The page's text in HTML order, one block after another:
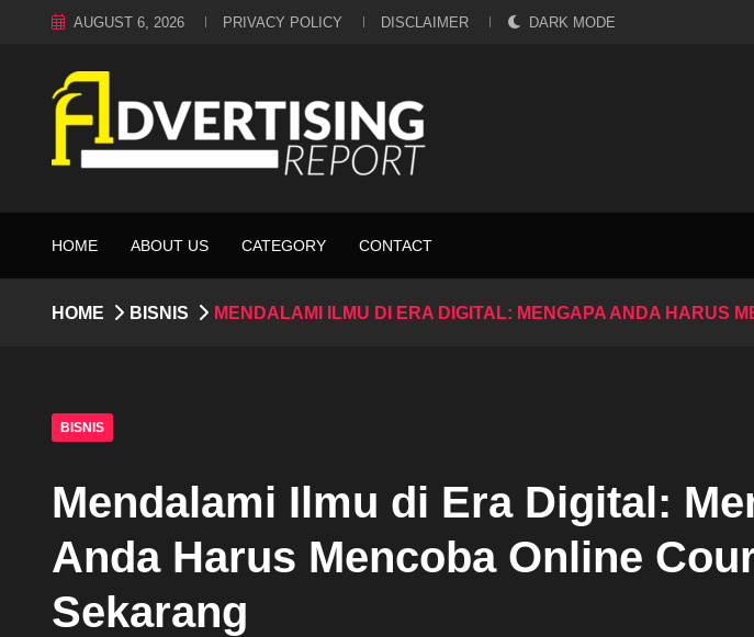
AUGUST 6, 2026 PRIVACY POLICY DISCLAIMER DARK MODE
HOME ABOUT US CATEGORY CONTACT
HOME BISNIS MENDALAMI ILMU DI ERA DIGITAL: MENGAPA ANDA HARUS
BISNIS
Mendalami Ilmu di Era Digital:
Anda Harus Mencoba Online
Sekarang